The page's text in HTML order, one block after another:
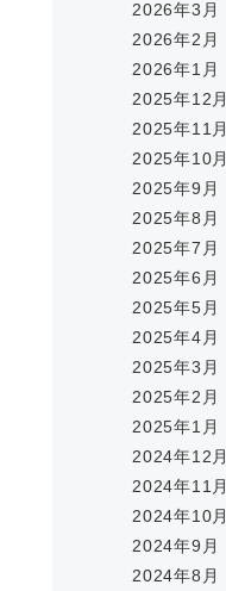
2026年3月
2026年2月
2026年1月
2025年12月
2025年11月
2025年10月
2025年9月
2025年8月
2025年7月
2025年6月
2025年5月
2025年4月
2025年3月
2025年2月
2025年1月
2024年12月
2024年11月
2024年10月
2024年9月
2024年8月